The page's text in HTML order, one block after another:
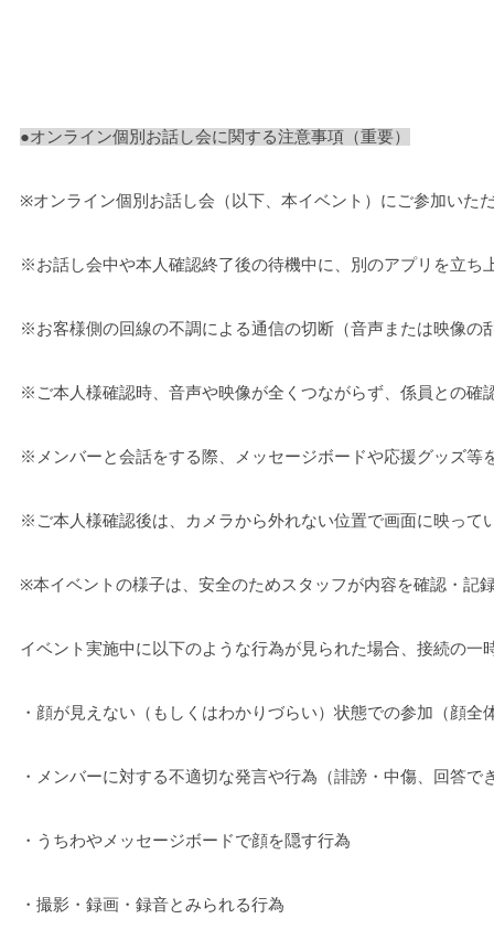
●オンライン個別お話し会に関する注意事項（重要）
※オンライン個別お話し会（以下、本イベント）にご参加いた
※お話し会中や本人確認終了後の待機中に、別のアプリを立
※お客様側の回線の不調による通信の切断（音声または映像の
※ご本人様確認時、音声や映像が全くつながらず、係員との確
※ メンバーと会話をする際、メッセージボードや応援グッズ
※ ご本人様確認後は、カメラから外れない位置で画面に映っ
※本イベントの様子は、安全のためスタッフが内容を確認・記
イベント実施中に以下のような行為が見られた場合、接続の
・顔が見えない（もしくはわかりづらい）状態での参加（顔全
・メンバーに対する不適切な発言や行為（誹謗・中傷、回答
・うちわやメッセージボードで顔を隠す行為
・撮影・録画・録音とみられる行為